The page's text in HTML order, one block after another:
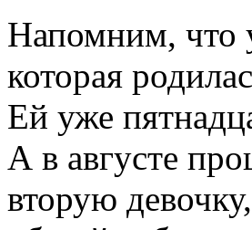
Напомним, что
которая
Ей уже
А в августе
вторую